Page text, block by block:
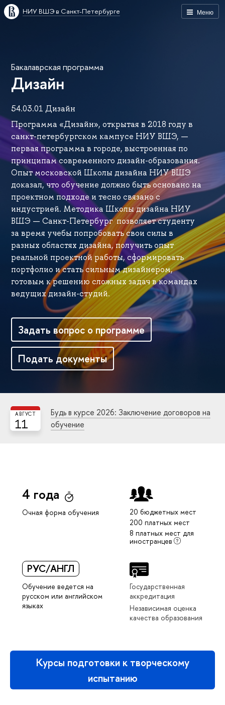
Меню
НИУ ВШЭ в Санкт-Петербурге
Бакалаврская программа
Дизайн
54.03.01 Дизайн
Программа «Дизайн», открытая в 2018 году в
санкт-петербургском кампусе НИУ ВШЭ, —
первая программа в городе, выстроенная по
принципам современного дизайн-образования.
Опыт московской Школы дизайна НИУ ВШЭ
доказал, что обучение должно быть основано на
проектном подходе и тесно связано с
индустрией. Методика Школы дизайна НИУ
ВШЭ — Санкт-Петербург позволяет студенту
за время учебы попробовать свои силы в
разных областях дизайна, получить опыт
реальной проектной работы, сформировать
портфолио и стать сильным дизайнером,
готовым к решению сложных задач в командах
ведущих дизайн-студий.
Задать вопрос о программе
Подать документы
11
АВГУСТ
Будь в курсе 2026: Заключение договоров на
обучение
4 года
Очная форма обучения
20 бюджетных мест
200 платных мест
8 платных мест для
иностранцев
РУС/АНГЛ
Обучение ведется на
русском или английском
языках
Государственная
аккредитация
Независимая оценка
качества образования
Курсы подготовки к творческому
испытанию